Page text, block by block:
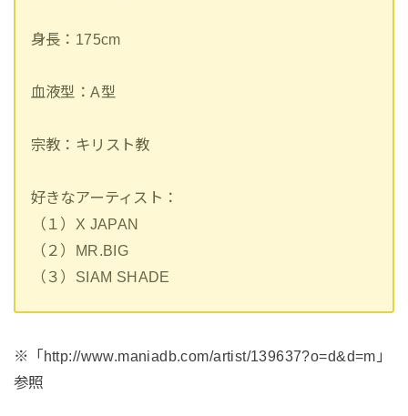
身長：175cm
血液型：A型
宗教：キリスト教
好きなアーティスト：
（１）X JAPAN
（２）MR.BIG
（３）SIAM SHADE
※「http://www.maniadb.com/artist/139637?o=d&d=m」
参照